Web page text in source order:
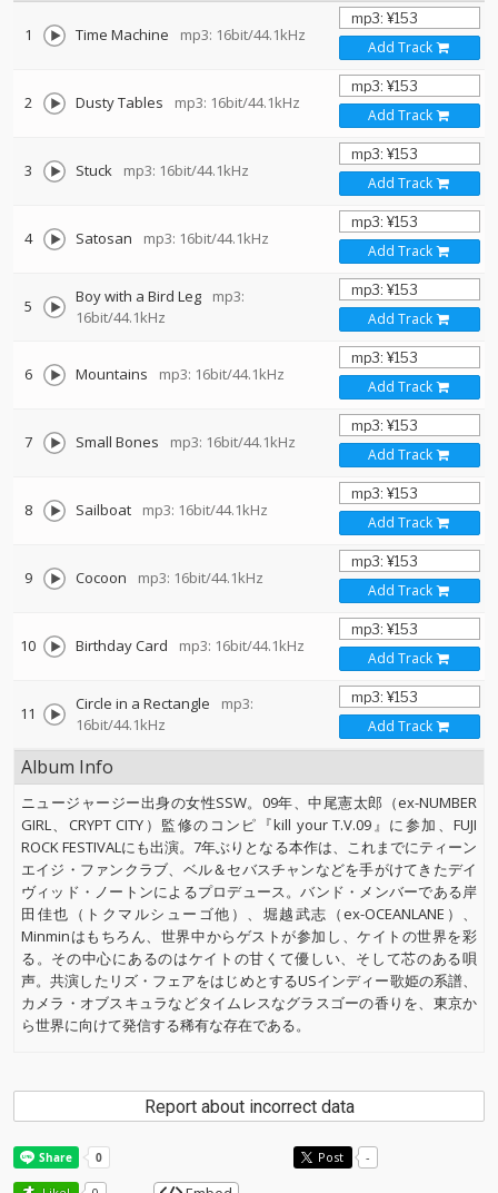
1 Time Machine mp3: 16bit/44.1kHz
Add Track
2 Dusty Tables mp3: 16bit/44.1kHz
Add Track
3 Stuck mp3: 16bit/44.1kHz
Add Track
4 Satosan mp3: 16bit/44.1kHz
Add Track
5 Boy with a Bird Leg
mp3:
16bit/44.1kHz
Add Track
6 Mountains mp3: 16bit/44.1kHz
Add Track
7 Small Bones mp3: 16bit/44.1kHz
Add Track
8 Sailboat mp3: 16bit/44.1kHz
Add Track
9 Cocoon mp3: 16bit/44.1kHz
Add Track
10 Birthday Card mp3: 16bit/44.1kHz
Add Track
11 Circle in a Rectangle
mp3:
16bit/44.1kHz
Add Track
Album Info
ニュージャージー出身の女性SSW。09年、中尾憲太郎（ex-NUMBER
GIRL、CRYPT CITY）監修のコンピ『kill your T.V.09』に参加、FUJI
ROCK FESTIVALにも出演。7年ぶりとなる本作は、これまでにティーン
エイジ・ファンクラブ、ベル＆セバスチャンなどを手がけてきたデイ
ヴィッド・ノートンによるプロデュース。バンド・メンバーである岸
田佳也（トクマルシューゴ他）、堀越武志（ex-OCEANLANE）、
Minminはもちろん、世界中からゲストが参加し、ケイトの世界を彩
る。その中心にあるのはケイトの甘くて優しい、そして芯のある唄
声。共演したリズ・フェアをはじめとするUSインディー歌姫の系譜、
カメラ・オブスキュラなどタイムレスなグラスゴーの香りを、東京か
ら世界に向けて発信する稀有な存在である。
Report about incorrect data
Post -